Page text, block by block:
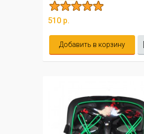
510 р.
Добавить в корзину